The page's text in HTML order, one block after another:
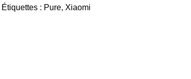
Étiquettes : Pure, Xiaomi